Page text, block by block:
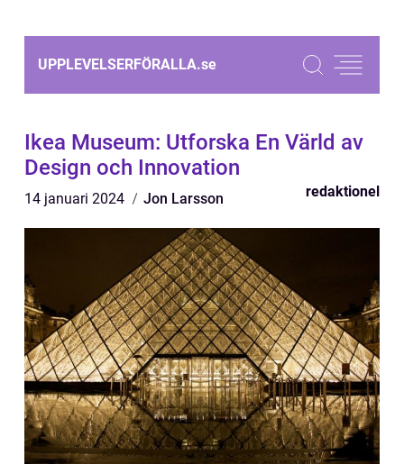
UPPLEVELSERFÖRALLA.se
Ikea Museum: Utforska En Värld av
Design och Innovation
14 januari 2024 Jon Larsson redaktionel